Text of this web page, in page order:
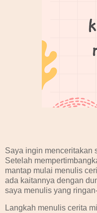
Saya ingin menceritakan
Setelah
mantap mulai menulis
ada kaitannya dengan
saya menulis yang
Langkah menulis cerita